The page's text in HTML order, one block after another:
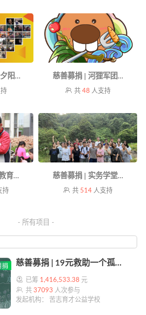
阳... 慈善募捐 | 河狸军团...
共48 人支持
育...
持
慈善募捐 | 实务学堂...
共 514 人支持
- 所有项目 -
慈善募捐 | 19元救助一个孤儿 | 帮帮公益
已筹 1,416,533.38 元
共37093 人次参与
发起机构： 苦志育才公益学校